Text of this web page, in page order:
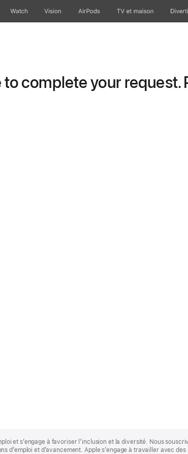
Watch Vision AirPods TV et maison
complete your request.
et s’engage à favoriser l’inclusion et la diversité. Nous
d’emploi et d’avancement. Apple s’engage à travailler avec